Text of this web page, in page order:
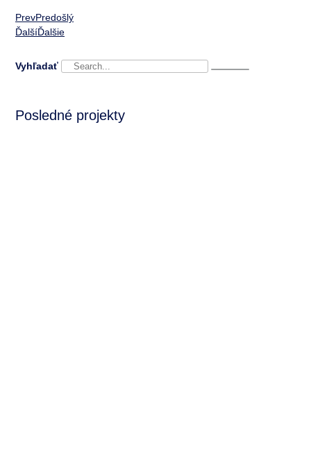
PrevPredošlý
ĎalšíĎalšie
Vyhľadať
Posledné projekty